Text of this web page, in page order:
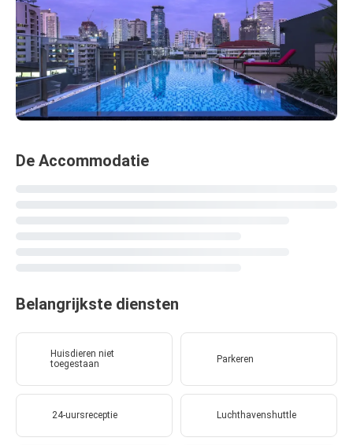
De Accommodatie
Belangrijkste diensten
Huisdieren niet
toegestaan
Parkeren
24-uursreceptie Luchthavenshuttle